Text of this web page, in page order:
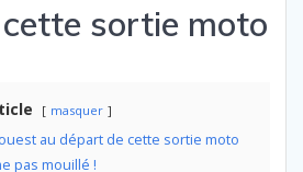
sortie moto
masquer
au départ de cette sortie moto
pas mouillé !